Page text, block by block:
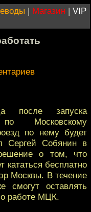
| Магазин | VIP
после запуска
Московскому
по нему будет
Сергей Собянин в
о том, что
кататься бесплатно
Москвы. В течение
смогут оставлять
работе МЦК.